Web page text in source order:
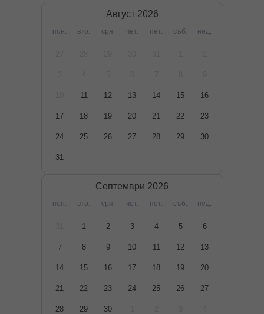
Август 2026
пон. вто. сря. чет. пет. съб. нед.
11 12 13 14 15 16
17 18 19 20 21 22 23
24 25 26 27 28 29 30
31
Септември 2026
пон. вто. сря. чет. пет. съб. нед.
1 2 3 4 5 6
7 8 9 10 11 12 13
14 15 16 17 18 19 20
21 22 23 24 25 26 27
28 29 30